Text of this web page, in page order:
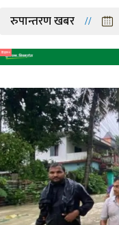
रुपान्तरण खबर
विज्ञापन